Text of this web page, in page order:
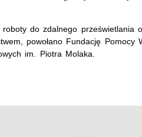
do zdalnego prześwietlania
powołano Fundację Pomocy
im. Piotra Molaka.